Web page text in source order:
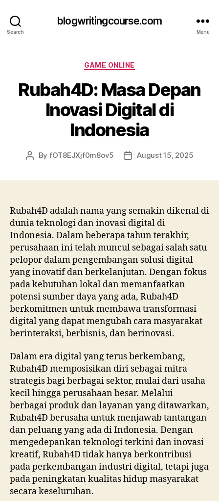
Search
blogwritingcourse.com
Menu
Categories
GAME ONLINE
Rubah4D: Masa Depan
Inovasi Digital di
Indonesia
Post
By fOT8EJXjf0m8ov5
PostAugust 15, 2025
Rubah4D adalah nama yang semakin dikenal di
dunia teknologi dan inovasi digital di
Indonesia. Dalam beberapa tahun terakhir,
perusahaan ini telah muncul sebagai salah satu
pelopor dalam pengembangan solusi digital
yang inovatif dan berkelanjutan. Dengan fokus
pada kebutuhan lokal dan memanfaatkan
potensi sumber daya yang ada, Rubah4D
berkomitmen untuk membawa transformasi
digital yang dapat mengubah cara masyarakat
berinteraksi, berbisnis, dan berinovasi.
Dalam era digital yang terus berkembang,
Rubah4D memposisikan diri sebagai mitra
strategis bagi berbagai sektor, mulai dari usaha
kecil hingga perusahaan besar. Melalui
berbagai produk dan layanan yang ditawarkan,
Rubah4D berusaha untuk menjawab tantangan
dan peluang yang ada di Indonesia. Dengan
mengedepankan teknologi terkini dan inovasi
kreatif, Rubah4D tidak hanya berkontribusi
pada perkembangan industri digital, tetapi juga
pada peningkatan kualitas hidup masyarakat
secara keseluruhan.